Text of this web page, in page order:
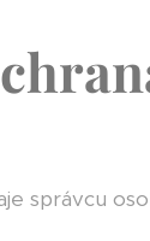
správcu